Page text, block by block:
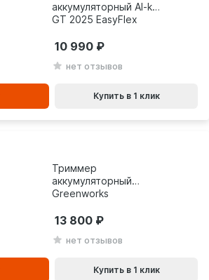
аккумуляторный Al-ko
GT 2025 EasyFlex
нет отзывов
10 990
Купить в 1 клик
Триммер
аккумуляторный
Greenworks
2110407UB
нет отзывов
13 800
Купить в 1 клик